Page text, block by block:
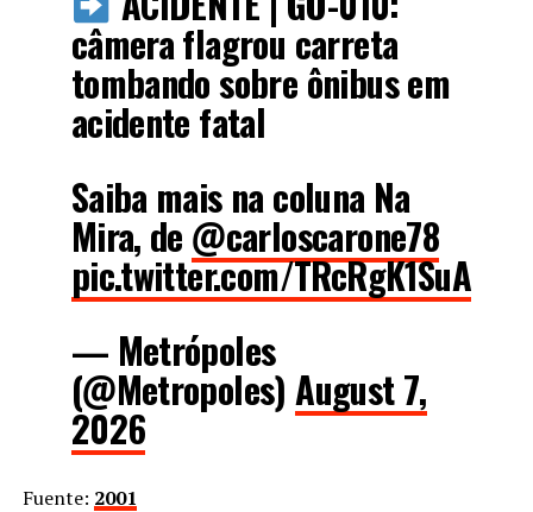
câmera flagrou carreta
tombando sobre ônibus em
acidente fatal
Saiba mais na coluna Na
Mira, de @carloscarone78
pic.twitter.com/TRcRgK1SuA
— Metrópoles
(@Metropoles) August 7,
2026
Fuente: 2001